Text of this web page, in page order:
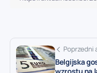
Poprzedni
Belgijska